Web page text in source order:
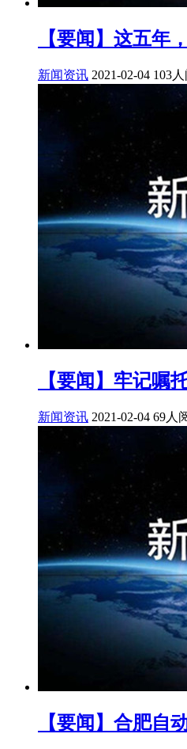
【要闻】这五年
新闻资讯 2021-02-04 103人
【要闻】牢记嘱
新闻资讯 2021-02-04 69人
【要闻】合肥自